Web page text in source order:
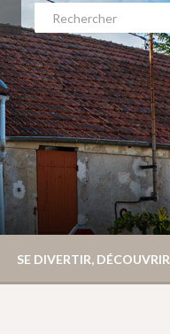
SE DIVERTIR, DÉCOUVRIR